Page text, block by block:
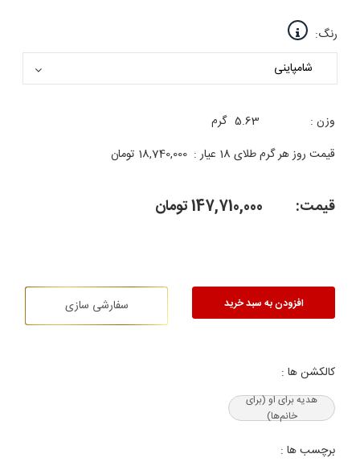
رنگ:
وزن : 5.63 گرم
قیمت روز هر گرم طلای 18 عیار :
18,740,000 تومان
قیمت: 147,710,000تومان
افزودن به سبد خرید سفارشی سازی
کالکشن ها :
هدیه‌ برای او (برای
خانم‌ها)
برچسب ها :